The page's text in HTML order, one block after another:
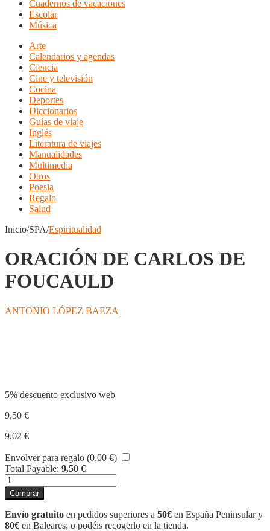
Cuadernos de vacaciones
Escolar
Música
Arte
Calendarios y agendas
Ciencia
Cine y televisión
Cocina
Deportes
Diccionarios
Guías de viaje
Inglés
Literatura de viajes
Manualidades
Multimedia
Otros
Poesia
Regalo
Salud
Inicio/SPA/Espiritualidad
ORACIÓN DE CARLOS DE
FOUCAULD
ANTONIO LÓPEZ BAEZA
5% descuento exclusivo web
9,50 €
9,02 €
Envolver para regalo (0,00 €)
Total Payable: 9,50 €
ORACIÓN
DE
CARLOS
DE
FOUCAULD
Comprar
Envío gratuito en pedidos superiores a 50€ en España Peninsular y
80€ en Baleares; o podéis recogerlo en la tienda.